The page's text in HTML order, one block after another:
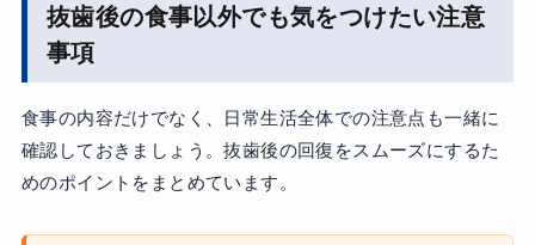
抜歯後の食事以外でも気をつけたい注意
事項
食事の内容だけでなく、日常生活全体での注意点も一緒に
確認しておきましょう。抜歯後の回復をスムーズにするた
めのポイントをまとめています。